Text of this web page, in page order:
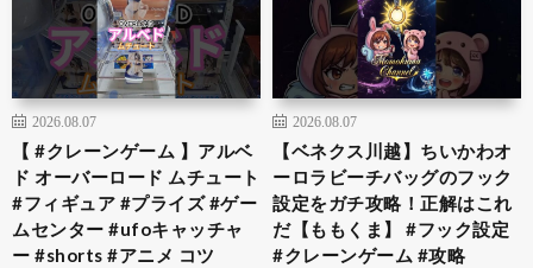
2026.08.07
【 #クレーンゲーム 】アルベ
ド オーバーロード ムチュート
#フィギュア #プライズ #ゲー
ムセンター #ufoキャッチャ
ー #shorts #アニメ コツ
2026.08.07
【ベネクス川越】ちいかわオ
ーロラビーチバッグのフック
設定をガチ攻略！正解はこれ
だ【ももくま】 #フック設定
#クレーンゲーム #攻略